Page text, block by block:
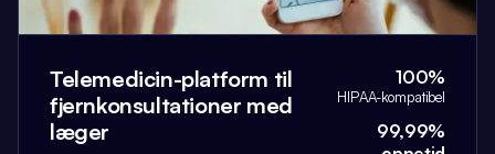
Telemedicin-platform til
fjernkonsultationer med
læger
100%
HIPAA-kompatibel
99,99%